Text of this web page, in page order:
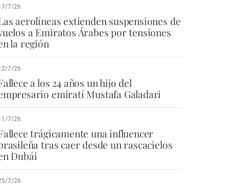
7/26
aerolíneas extienden suspensiones de
a Emiratos Árabes por tensiones
la región
7/26
a los 24 años un hijo del
emiratí Mustafa Galadari
7/26
trágicamente una influencer
tras caer desde un rascacielos
Dubái
7/26